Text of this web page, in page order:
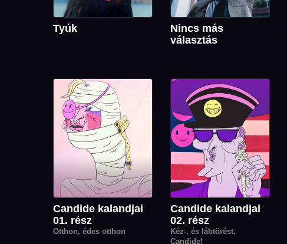
Tyúk
Nincs más
választás
Candide kalandjai
01. rész
Otthon, édes otthon
Candide kalandjai
02. rész
Kéz-, és lábtörést,
Candide!